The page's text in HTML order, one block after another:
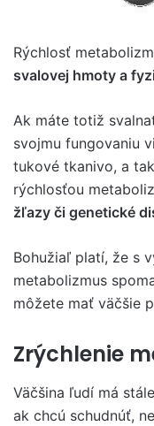
Rýchlosť
svalovej hmoty a
Ak máte totiž
svojmu fungovaniu
tukové tkanivo, a
rýchlosťou
žľazy či genetické
Bohužiaľ platí, že s
metabolizmus
môžete mať väčšie
Zrýchlenie
Väčšina ľudí má
ak chcú schudnúť,